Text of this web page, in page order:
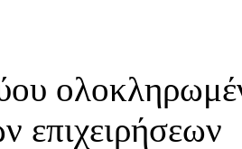
επιχειρήσεων